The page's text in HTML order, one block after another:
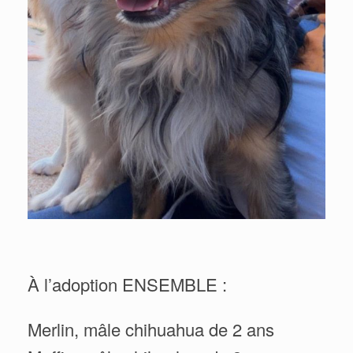
À l’adoption ENSEMBLE :
Merlin, mâle chihuahua de 2 ans